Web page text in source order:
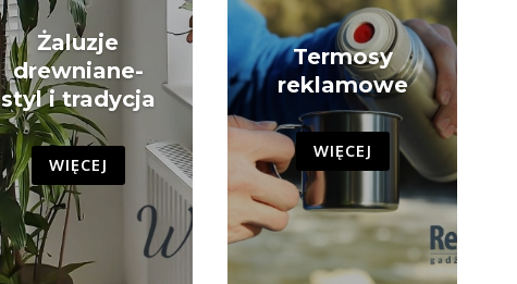
Żaluzje
drewniane-
styl i tradycja
WIĘCEJ
Termosy
reklamowe
WIĘCEJ